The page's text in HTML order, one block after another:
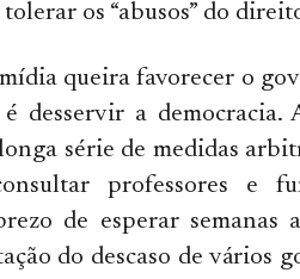
os “abusos” do
queira favorecer o
desservir a democracia.
série de medidas
professores e
de esperar
do descaso de vários